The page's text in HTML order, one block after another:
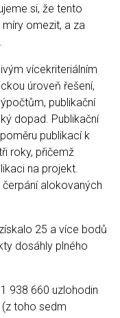
si, že tento
omezit, a za
vícekriteriálním
úroveň řešení,
publikační
dopad. Publikační
publikací k
roky, přičemž
na projekt.
alokovaných
25 a více bodů
dosáhly plného
938 660 uzlohodin
(z toho sedm